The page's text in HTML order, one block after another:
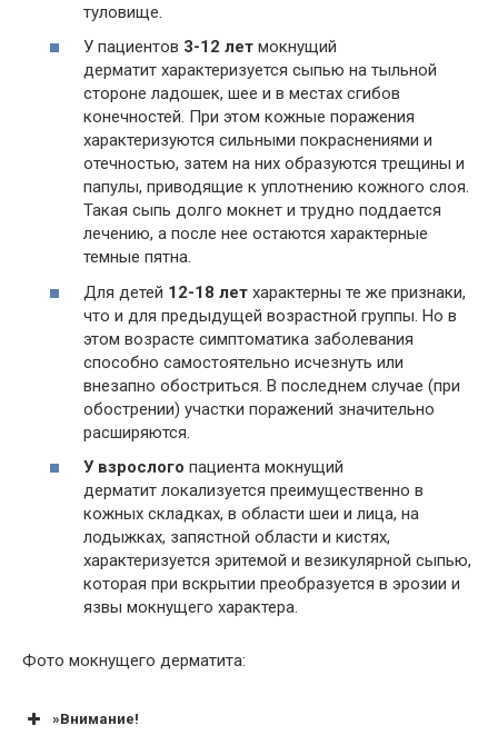
туловище.
У пациентов 3-12 лет мокнущий
дерматит характеризуется сыпью на тыльной
стороне ладошек, шее и в местах сгибов
конечностей. При этом кожные поражения
характеризуются сильными покраснениями и
отечностью, затем на них образуются трещины и
папулы, приводящие к уплотнению кожного слоя.
Такая сыпь долго мокнет и трудно поддается
лечению, а после нее остаются характерные
темные пятна.
Для детей 12-18 лет характерны те же признаки,
что и для предыдущей возрастной группы. Но в
этом возрасте симптоматика заболевания
способно самостоятельно исчезнуть или
внезапно обостриться. В последнем случае (при
обострении) участки поражений значительно
расширяются.
У взрослого пациента мокнущий
дерматит локализуется преимущественно в
кожных складках, в области шеи и лица, на
лодыжках, запястной области и кистях,
характеризуется эритемой и везикулярной сыпью,
которая при вскрытии преобразуется в эрозии и
язвы мокнущего характера.
Фото мокнущего дерматита:
»Внимание!